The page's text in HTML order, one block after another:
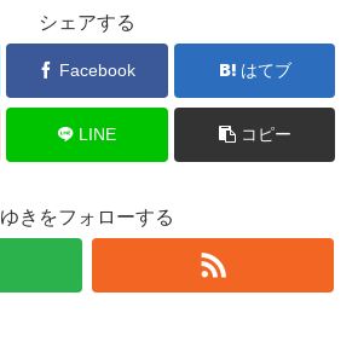
シェアする
Facebook はてブ
LINE コピー
ゆきをフォローする